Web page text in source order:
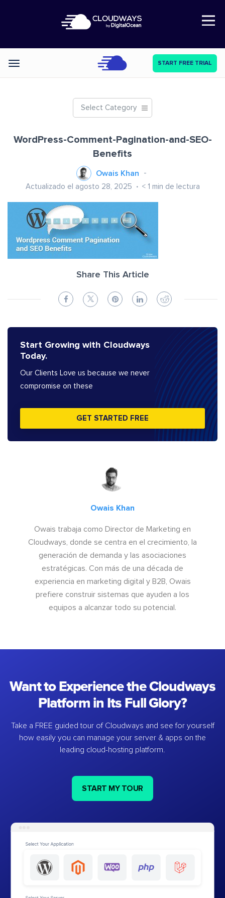
Open Nav
Categories START FREE TRIAL
Select Category
WordPress-Comment-Pagination-and-SEO-
Benefits
Owais Khan
Actualizado el agosto 28, 2025 < 1 min de lectura
Share This Article
Start Growing with Cloudways
Today.
Our Clients Love us because we never
compromise on these
GET STARTED FREE
Owais Khan
Owais trabaja como Director de Marketing en
Cloudways, donde se centra en el crecimiento, la
generación de demanda y las asociaciones
estratégicas. Con más de una década de
experiencia en marketing digital y B2B, Owais
prefiere construir sistemas que ayuden a los
equipos a alcanzar todo su potencial.
Want to Experience the Cloudways
Platform in Its Full Glory?
Take a FREE guided tour of Cloudways and see for yourself
how easily you can manage your server & apps on the
leading cloud-hosting platform.
START MY TOUR